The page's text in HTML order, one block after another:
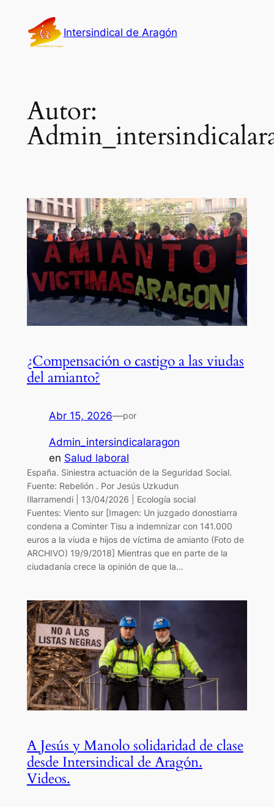
contenido
Intersindical de Aragón
Autor:
¿Compensación o castigo a las viudas
del amianto?
Abr 15, 2026—por
Admin_intersindicalaragon
en Salud laboral
España. Siniestra actuación de la Seguridad Social.
Fuente: Rebelión . Por Jesús Uzkudun
Illarramendi | 13/04/2026 | Ecología social
Fuentes: Viento sur [Imagen: Un juzgado donostiarra
condena a Cominter Tisu a indemnizar con 141.000
euros a la viuda e hijos de víctima de amianto (Foto de
ARCHIVO) 19/9/2018] Mientras que en parte de la
ciudadanía crece la opinión de que la…
A Jesús y Manolo solidaridad de clase
desde Intersindical de Aragón.
Videos.